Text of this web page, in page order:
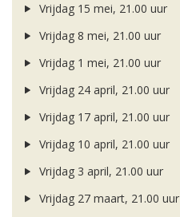
Vrijdag 15 mei, 21.00 uur
Vrijdag 8 mei, 21.00 uur
Vrijdag 1 mei, 21.00 uur
Vrijdag 24 april, 21.00 uur
Vrijdag 17 april, 21.00 uur
Vrijdag 10 april, 21.00 uur
Vrijdag 3 april, 21.00 uur
Vrijdag 27 maart, 21.00 uur